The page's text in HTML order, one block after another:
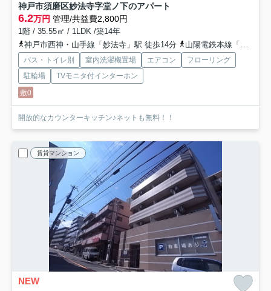
神戸市須磨区妙法寺字堂ノ下のアパート
6.2万円 管理/共益費2,800円
1階 / 35.55㎡ / 1LDK /築14年
神戸市西神・山手線「妙法寺」駅 徒歩14分
山陽電鉄本線「板宿」駅 徒歩29分
バス・トイレ別 室内洗濯機置場 エアコン
フローリング
駐輪場
TVモニタ付インターホン
敷0
開放的なカウンターキッチン♪ネットも無料！！
賃貸マンション
NEW